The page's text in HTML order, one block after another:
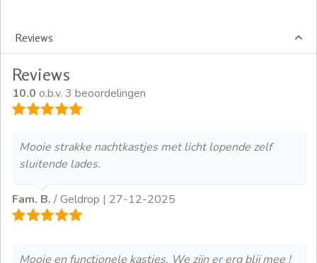
Reviews
Reviews
10.0 o.b.v. 3 beoordelingen
Mooie strakke nachtkastjes met licht lopende zelf
sluitende lades.
Fam. B. / Geldrop | 27-12-2025
Mooie en functionele kastjes. We zijn er erg blij mee !